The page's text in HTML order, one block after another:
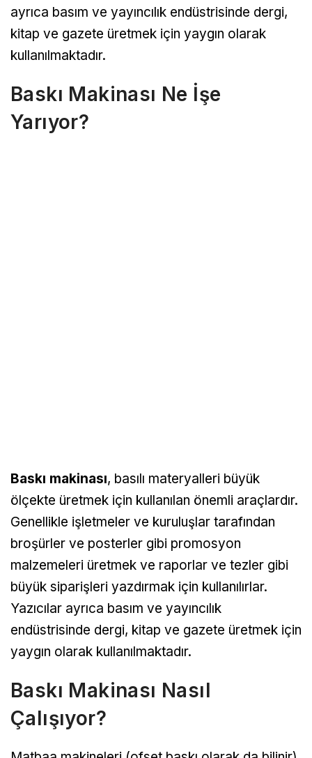
ayrıca basım ve yayıncılık endüstrisinde dergi,
kitap ve gazete üretmek için yaygın olarak
kullanılmaktadır.
Baskı Makinası Ne İşe
Yarıyor?
Baskı makinası, basılı materyalleri büyük
ölçekte üretmek için kullanılan önemli araçlardır.
Genellikle işletmeler ve kuruluşlar tarafından
broşürler ve posterler gibi promosyon
malzemeleri üretmek ve raporlar ve tezler gibi
büyük siparişleri yazdırmak için kullanılırlar.
Yazıcılar ayrıca basım ve yayıncılık
endüstrisinde dergi, kitap ve gazete üretmek için
yaygın olarak kullanılmaktadır.
Baskı Makinası Nasıl
Çalışıyor?